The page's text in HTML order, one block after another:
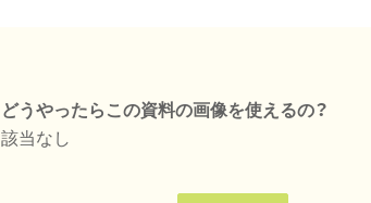
どうやったらこの資料の画像を使えるの？
該当なし